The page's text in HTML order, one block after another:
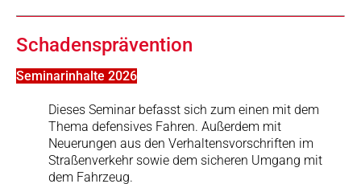
Schadensprävention
Seminarinhalte 2026
Dieses Seminar befasst sich zum einen mit dem
Thema defensives Fahren. Außerdem mit
Neuerungen aus den Verhaltensvorschriften im
Straßenverkehr sowie dem sicheren Umgang mit
dem Fahrzeug.